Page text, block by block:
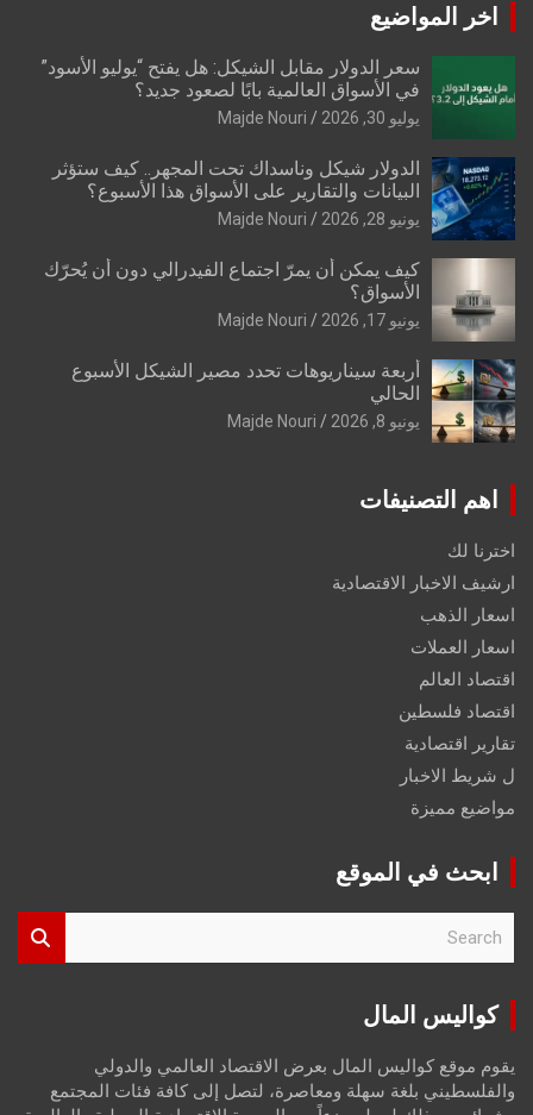
اخر المواضيع
سعر الدولار مقابل الشيكل: هل يفتح “يوليو الأسود”
في الأسواق العالمية بابًا لصعود جديد؟
يوليو 30, 2026 Majde Nouri
الدولار شيكل وناسداك تحت المجهر.. كيف ستؤثر
البيانات والتقارير على الأسواق هذا الأسبوع؟
يونيو 28, 2026 Majde Nouri
كيف يمكن أن يمرّ اجتماع الفيدرالي دون أن يُحرّك
الأسواق؟
يونيو 17, 2026 Majde Nouri
أربعة سيناريوهات تحدد مصير الشيكل الأسبوع
الحالي
يونيو 8, 2026 Majde Nouri
اهم التصنيفات
اخترنا لك
ارشيف الاخبار الاقتصادية
اسعار الذهب
اسعار العملات
اقتصاد العالم
اقتصاد فلسطين
تقارير اقتصادية
ل شريط الاخبار
مواضيع مميزة
ابحث في الموقع
r
كواليس المال
يقوم موقع كواليس المال بعرض الاقتصاد العالمي والدولي
والفلسطيني بلغة سهلة ومعاصرة، لتصل إلى كافة فئات المجتمع